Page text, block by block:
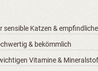
sensible Katzen &
& bekömmlich
Vitamine &